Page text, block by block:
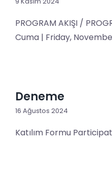
PROGRAM AKIŞI /
Cuma | Friday,
Deneme
16 Ağustos 2024
Katılım Formu